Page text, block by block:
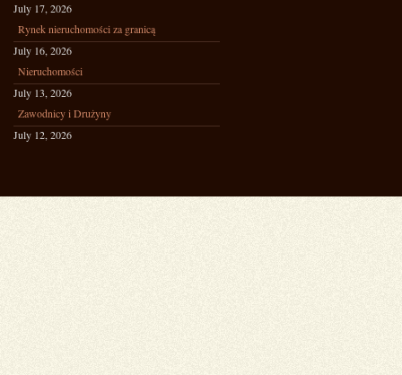
July 17, 2026
Rynek nieruchomości za granicą
July 16, 2026
Nieruchomości
July 13, 2026
Zawodnicy i Drużyny
July 12, 2026